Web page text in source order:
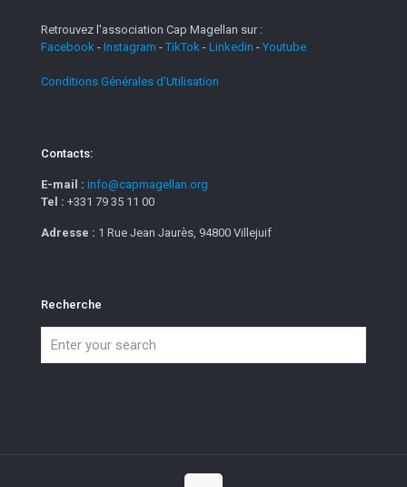
Retrouvez l'association Cap Magellan sur :
Facebook - Instagram -TikTok - Linkedin - Youtube
Conditions Générales d'Utilisation
Contacts:
E-mail : info@capmagellan.org
Tel : +331 79 35 11 00
Adresse : 1 Rue Jean Jaurès, 94800 Villejuif
Recherche